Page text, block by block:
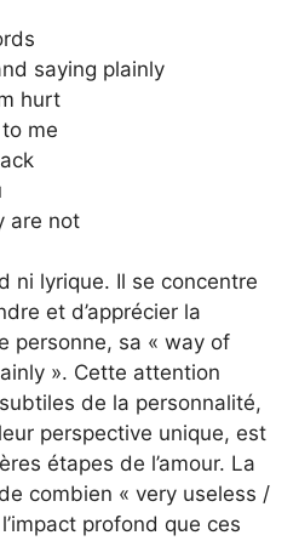
saying plainly
hurt
me
are not
ni lyrique. Il se concentre
et d’apprécier la
personne, sa « way of
». Cette attention
de la personnalité,
perspective unique, est
étapes de l’amour. La
combien « very useless /
profond que ces